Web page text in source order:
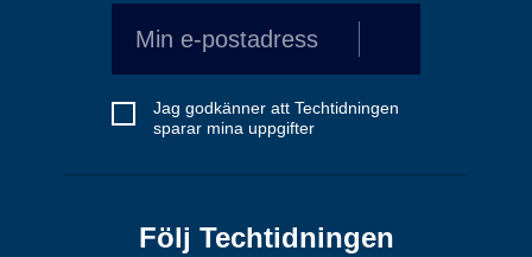
Jag godkänner att Techtidningen
sparar mina uppgifter
Följ Techtidningen